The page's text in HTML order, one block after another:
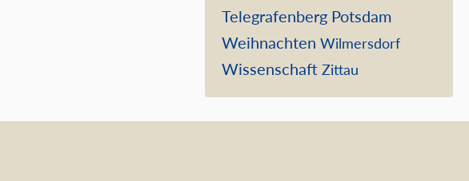
Telegrafenberg Potsdam
Weihnachten Wilmersdorf
Wissenschaft Zittau